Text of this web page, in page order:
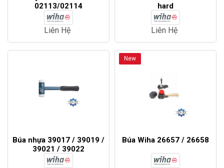
02113/02114
Liên Hệ
hard
Liên Hệ
Búa nhựa 39017 / 39019 /
39021 / 39022
New
Búa Wiha 26657 / 26658